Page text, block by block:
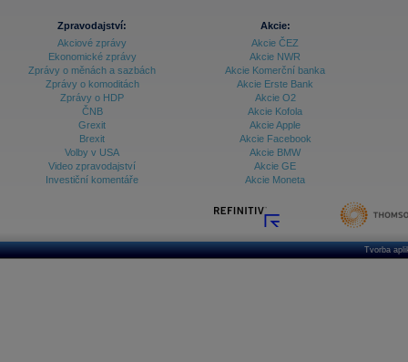
Zpravodajství:
Akciové zprávy
Ekonomické zprávy
Zprávy o měnách a sazbách
Zprávy o komoditách
Zprávy o HDP
ČNB
Grexit
Brexit
Volby v USA
Video zpravodajství
Investiční komentáře
Akcie:
Akcie ČEZ
Akcie NWR
Akcie Komerční banka
Akcie Erste Bank
Akcie O2
Akcie Kofola
Akcie Apple
Akcie Facebook
Akcie BMW
Akcie GE
Akcie Moneta
Tvorba